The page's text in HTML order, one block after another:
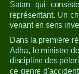
Satan qui
représentant. Un
venant en sens
Dans la première
Adha, le ministre
discipline des
ce genre